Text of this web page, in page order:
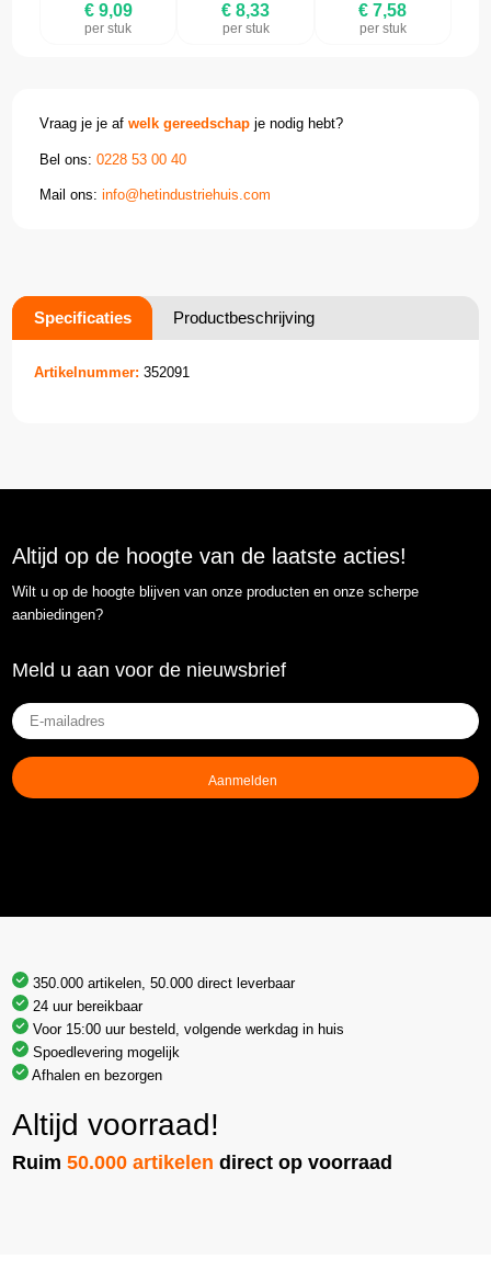
€ 9,09
per stuk
€ 8,33
per stuk
€ 7,58
per stuk
Vraag je je afwelk gereedschap je nodig hebt?
Bel ons:0228 53 00 40
Mail ons:info@hetindustriehuis.com
Specificaties Productbeschrijving
Artikelnummer: 352091
Altijd op de hoogte van de laatste acties!
Wilt u op de hoogte blijven van onze producten en onze scherpe
aanbiedingen?
Meld u aan voor de nieuwsbrief
E-
mailadres
(Vereist)
350.000 artikelen, 50.000 direct leverbaar
24 uur bereikbaar
Voor 15:00 uur besteld, volgende werkdag in huis
Spoedlevering mogelijk
Afhalen en bezorgen
Altijd voorraad!
Ruim50.000 artikelen direct op voorraad